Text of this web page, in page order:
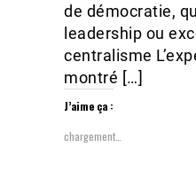
de démocratie,
leadership ou
centralisme
montré […]
J’aime ça :
chargement…